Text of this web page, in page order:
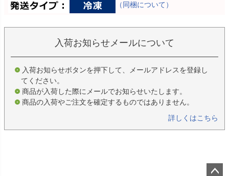
（同梱について）
入荷お知らせメールについて
入荷お知らせボタンを押下して、メールアドレスを登録し
てください。
商品が入荷した際にメールでお知らせいたします。
商品の入荷やご注文を確定するものではありません。
詳しくはこちら